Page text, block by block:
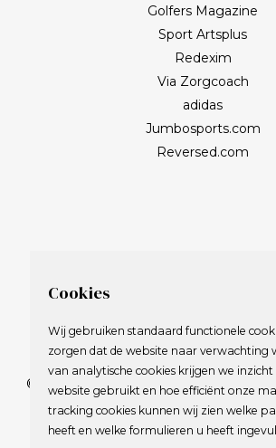
Golfers Magazine
Sport Artsplus
Redexim
Via Zorgcoach
adidas
Jumbosports.com
Reversed.com
© 2009-2023 Nederlandse Vereniging
Journalisten.
Alle rechten
Cookies
Wij gebruiken standaard functionele
zorgen dat de website naar verwachting
van analytische cookies krijgen we inzicht
website gebruikt en hoe efficiënt onze
tracking cookies kunnen wij zien welke
heeft en welke formulieren u heeft